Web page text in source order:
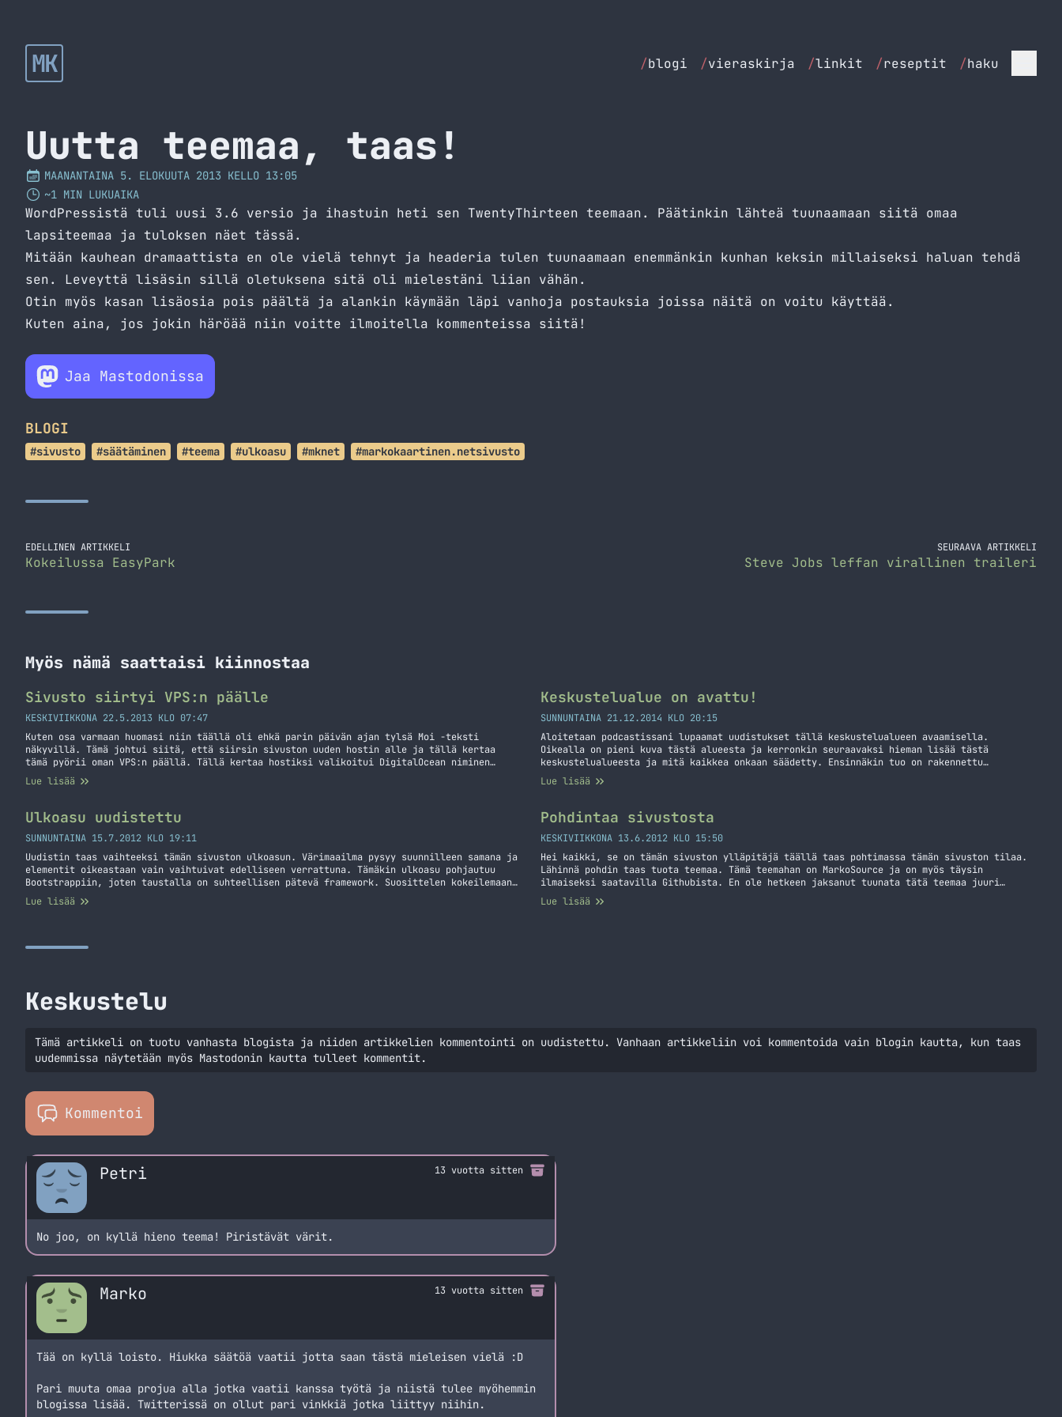
MK /blogi /vieraskirja /linkit /reseptit /haku
Uutta teemaa, taas!
MAANANTAINA 5. ELOKUUTA 2013 KELLO 13:05
~1 MIN LUKUAIKA
WordPressistä tuli uusi 3.6 versio ja ihastuin heti sen TwentyThirteen teemaan. Päätinkin lähteä tuunaamaan siitä omaa
lapsiteemaa ja tuloksen näet tässä.
Mitään kauhean dramaattista en ole vielä tehnyt ja headeria tulen tuunaamaan enemmänkin kunhan keksin millaiseksi haluan tehdä
sen. Leveyttä lisäsin sillä oletuksena sitä oli mielestäni liian vähän.
Otin myös kasan lisäosia pois päältä ja alankin käymään läpi vanhoja postauksia joissa näitä on voitu käyttää.
Kuten aina, jos jokin häröää niin voitte ilmoitella kommenteissa siitä!
Jaa Mastodonissa
BLOGI
#sivusto #säätäminen #teema #ulkoasu #mknet #markokaartinen.netsivusto
EDELLINEN ARTIKKELI
Kokeilussa EasyPark
SEURAAVA ARTIKKELI
Steve Jobs leffan virallinen traileri
Myös nämä saattaisi kiinnostaa
Sivusto siirtyi VPS:n päälle
KESKIVIIKKONA 22.5.2013 KLO 07:47
Kuten osa varmaan huomasi niin täällä oli ehkä parin päivän ajan tylsä Moi -teksti
näkyvillä. Tämä johtui siitä, että siirsin sivuston uuden hostin alle ja tällä kertaa
tämä pyörii oman VPS:n päällä. Tällä kertaa hostiksi valikoitui DigitalOcean niminen
lafka. Odottelun jälkeen heille tuli lisää IP-osoitteita EU paketteihin ja sain tilattua
VPS:n Amsterdamista, joten yhteyksien pitäisi… Jatka lukemista Sivusto siirtyi VPS:n
Lue lisää
Keskustelualue on avattu!
SUNNUNTAINA 21.12.2014 KLO 20:15
Aloitetaan podcastissani lupaamat uudistukset tällä keskustelualueen avaamisella.
Oikealla on pieni kuva tästä alueesta ja kerronkin seuraavaksi hieman lisää tästä
keskustelualueesta ja mitä kaikkea onkaan säädetty. Ensinnäkin tuo on rakennettu
maksullisen XenForon päälle. Minulla on pari lisenssiä tuohon ja laitoin toisen
hyötykäyttöön tämän sivuston kautta. Tuossa lisenssissä on myös kiinni yksi
on avattu!
Lue lisää
Ulkoasu uudistettu
SUNNUNTAINA 15.7.2012 KLO 19:11
Uudistin taas vaihteeksi tämän sivuston ulkoasun. Värimaailma pysyy suunnilleen samana ja
elementit oikeastaan vain vaihtuivat edelliseen verrattuna. Tämäkin ulkoasu pohjautuu
Bootstrappiin, joten taustalla on suhteellisen pätevä framework. Suosittelen kokeilemaan!
Mikäli löydät bugin tai jonkin härön niin ilmoitathan siitä minulle vaikka tämän
kirjoituksen kommentteihin. Palaute on myös tervetullutta!
Lue lisää
Pohdintaa sivustosta
KESKIVIIKKONA 13.6.2012 KLO 15:50
Hei kaikki, se on tämän sivuston ylläpitäjä täällä taas pohtimassa tämän sivuston tilaa.
Lähinnä pohdin taas tuota teemaa. Tämä teemahan on MarkoSource ja on myös täysin
ilmaiseksi saatavilla Githubista. En ole hetkeen jaksanut tuunata tätä teemaa juuri
ollenkaan. Nyt kuitenkin mietin, että pitäisikö tätä lähteä hieman tuunaamaan ja ehkä
tuomaan täysin erilaista versiota tästä teemasta.… Jatka lukemista Pohdintaa sivustosta
Lue lisää
Keskustelu
Tämä artikkeli on tuotu vanhasta blogista ja niiden artikkelien kommentointi on uudistettu. Vanhaan artikkeliin voi kommentoida vain blogin kautta, kun taas
uudemmissa näytetään myös Mastodonin kautta tulleet kommentit.
Kommentoi
Petri 13 vuotta sitten
No joo, on kyllä hieno teema! Piristävät värit.
Marko 13 vuotta sitten
Tää on kyllä loisto. Hiukka säätöä vaatii jotta saan tästä mieleisen vielä :D
Pari muuta omaa projua alla jotka vaatii kanssa työtä ja niistä tulee myöhemmin
blogissa lisää. Twitterissä on ollut pari vinkkiä jotka liittyy niihin.